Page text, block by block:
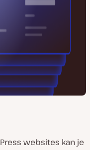
websites kan je